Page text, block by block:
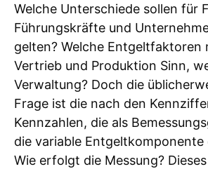
Welche Unterschiede sollen für
Führungskräfte und
gelten? Welche Entgeltfaktoren
Vertrieb und Produktion Sinn,
Verwaltung? Doch die
Frage ist die nach den
Kennzahlen, die als
die variable Entgeltkomponente
Wie erfolgt die Messung?